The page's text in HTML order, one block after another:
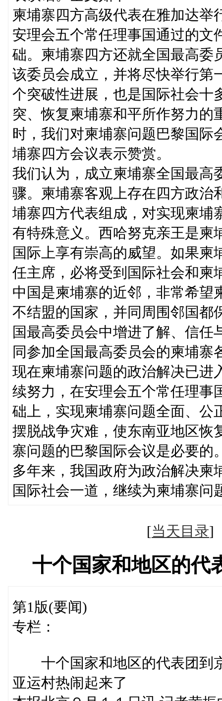
柬埔寨四方高级代表在雅加达举
安理会五个常任理事国通过的文
础。柬埔寨四方还就全国最高委
该委员会成立，并将尽快举行第
个突破性进展，也是国际社会十
突、恢复柬埔寨和平所作努力的
时，我们对柬埔寨问题巴黎国际
埔寨四方会议表示赞赏。
我们认为，成立柬埔寨全国最高
骤。柬埔寨客观上存在四方政治
埔寨四方代表组成，对实现柬埔
有特殊意义。西哈努克亲王是柬
国际上享有崇高的威望。如果
任主席，必将受到国际社会和柬
中国是柬埔寨的近邻，非常希望
不结盟的国家，并同周围邻国都
国最高委员会中增进了解、信
同参加全国最高委员会的柬埔寨
现在柬埔寨问题的政治解决已进
续努力，在安理会五个常任理事
础上，实现柬埔寨问题全面、公
摆脱战争灾难，使东南亚地区恢
寨问题的巴黎国际会议是必要的
多年来，我国政府为政治解决柬
国际社会一道，继续为柬埔寨
[当天目录
十个国家和地区的代
第1版(要闻)
专栏：
十个国家和地区的代表团到
亚运村热闹起来了